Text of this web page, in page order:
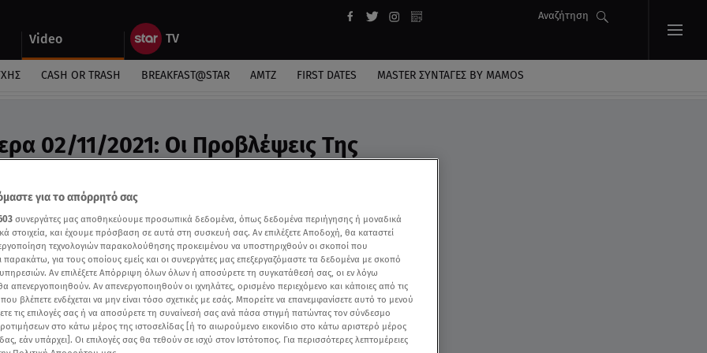
Video
Αναζήτηση
CASH OR TRASH BREAKFAST@STAR ΑΜΤΖ FIRST DATES MASTER ΣΥΝΤΑΓΈΣ BY MAMOS
02/11/2021: Οι Προβλέψεις Της
- Video
της Άσης Μπήλιου στο Breakfast@star
για το απόρρητό σας
συνεργάτες μας αποθηκεύουμε προσωπικά δεδομένα, όπως δεδομένα περιήγησης ή μοναδικά
στοιχεία, και έχουμε πρόσβαση σε αυτά στη συσκευή σας. Αν επιλέξετε Αποδοχή, θα καταστεί
τεχνολογιών παρακολούθησης προκειμένου να υποστηριχθούν οι σκοποί που
παρακάτω, για τους οποίους εμείς και οι συνεργάτες μας επεξεργαζόμαστε τα δεδομένα με σκοπό
Αν επιλέξετε Απόρριψη όλων όλων ή αποσύρετε τη συγκατάθεσή σας, οι εν λόγω
απενεργοποιηθούν. Αν απενεργοποιηθούν οι ιχνηλάτες, ορισμένο περιεχόμενο και κάποιες από τις
βλέπετε ενδέχεται να μην είναι τόσο σχετικές με εσάς. Μπορείτε να επανεμφανίσετε αυτό το μενού
τις επιλογές σας ή να αποσύρετε τη συναίνεσή σας ανά πάσα στιγμή πατώντας τον σύνδεσμο
στο κάτω μέρος της ιστοσελίδας [ή το αιωρούμενο εικονίδιο στο κάτω αριστερό μέρος
εάν υπάρχει]. Οι επιλογές σας θα τεθούν σε ισχύ στον Ιστότοπος. Για περισσότερες λεπτομέρειες